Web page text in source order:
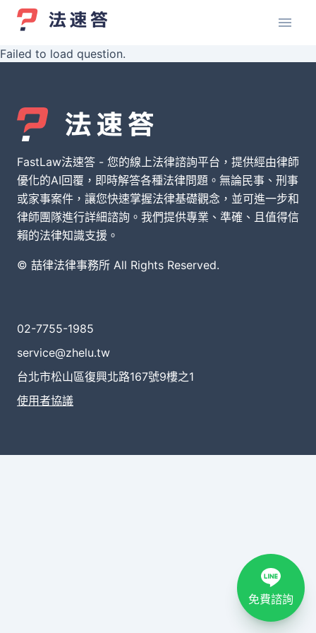
Failed to load question.
FastLaw法速答 - 您的線上法律諮詢平台，提供經由律師
優化的AI回覆，即時解答各種法律問題。無論民事、刑事
或家事案件，讓您快速掌握法律基礎觀念，並可進一步和
律師團隊進行詳細諮詢。我們提供專業、準確、且值得信
賴的法律知識支援。
© 喆律法律事務所 All Rights Reserved.
02-7755-1985
service@zhelu.tw
台北市松山區復興北路167號9樓之1
使用者協議
免費諮詢